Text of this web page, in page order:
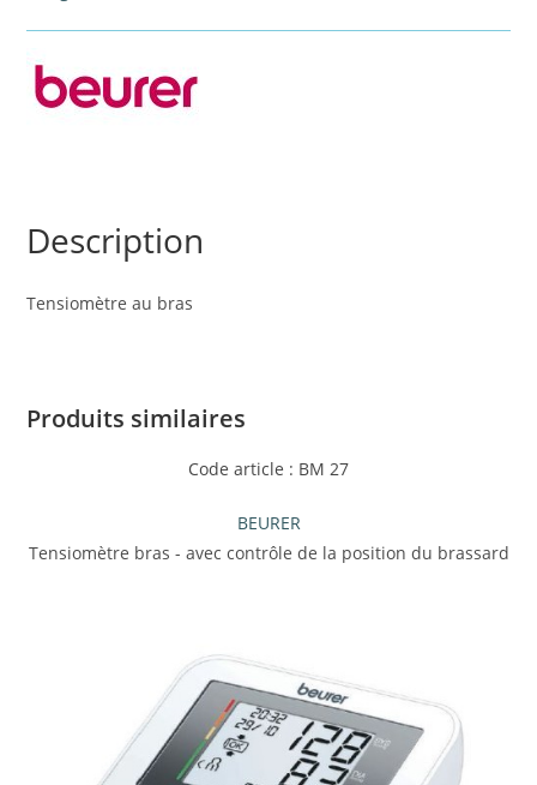
Description
Tensiomètre au bras
Produits similaires
Code article : BM 27
BEURER
Tensiomètre bras - avec contrôle de la position du brassard